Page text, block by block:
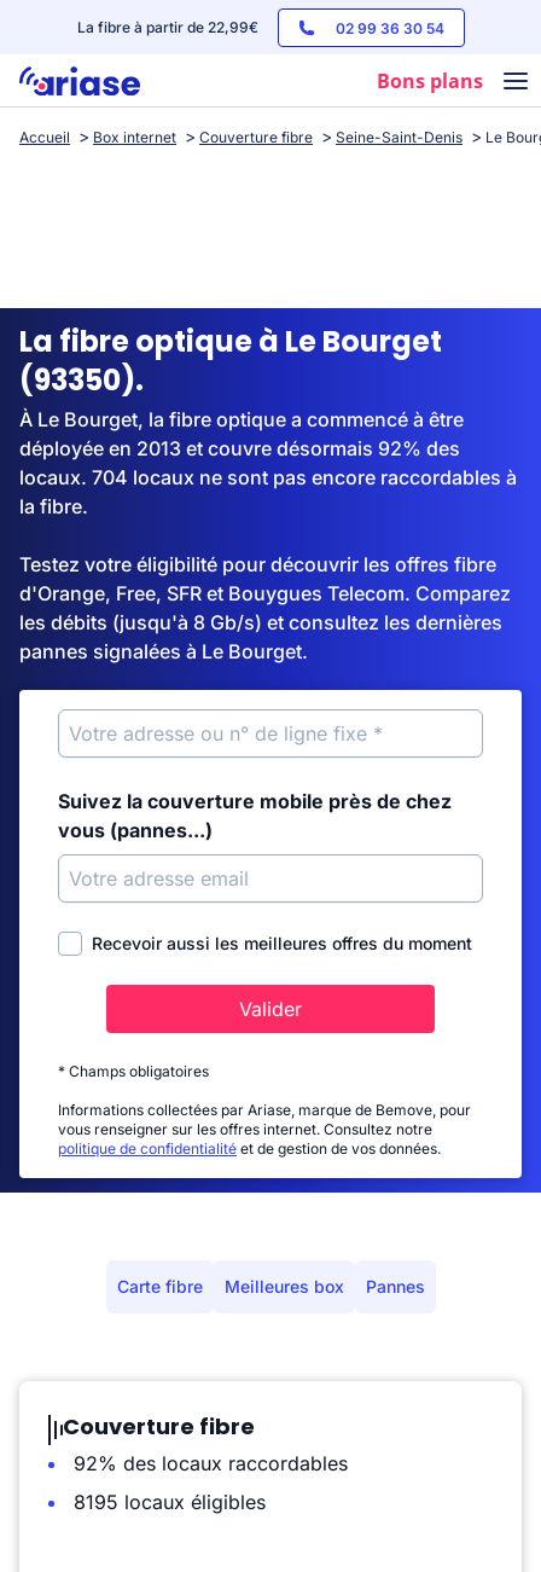
La fibre à partir de 22,99€ 02 99 36 30 54
Bons plans
Box internet
Streaming
Accueil Box internet Couverture fibre Seine-Saint-Denis Le
La fibre optique à Le Bourget
(93350).
À Le Bourget, la fibre optique a commencé à être
déployée en 2013 et couvre désormais 92% des
locaux. 704 locaux ne sont pas encore raccordables à
la fibre.
Testez votre éligibilité pour découvrir les offres fibre
d'Orange, Free, SFR et Bouygues Telecom. Comparez
les débits (jusqu'à 8 Gb/s) et consultez les dernières
pannes signalées à Le Bourget.
Suivez la couverture mobile près de chez
vous (pannes...)
Recevoir aussi les meilleures offres du moment
Valider
* Champs obligatoires
Informations collectées par Ariase, marque de Bemove, pour
vous renseigner sur les offres internet. Consultez notre
politique de confidentialité et de gestion de vos données.
Carte fibre Meilleures box Pannes
Couverture fibre
92% des locaux raccordables
8195 locaux éligibles